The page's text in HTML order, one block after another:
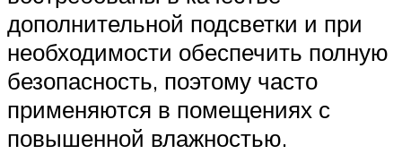
дополнительной подсветки и при
необходимости обеспечить полную
безопасность, поэтому часто
применяются в помещениях с
повышенной влажностью.